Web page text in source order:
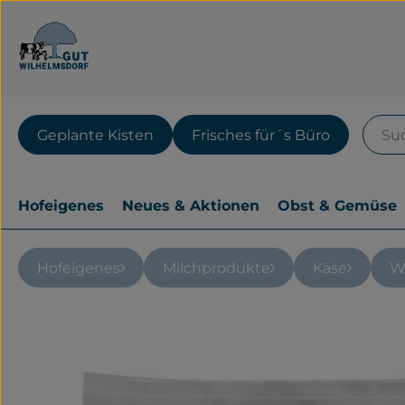
Geplante Kisten Frisches für´s Büro
Hofeigenes Neues & Aktionen Obst & Gemüse
Hofeigenes Milchprodukte Käse